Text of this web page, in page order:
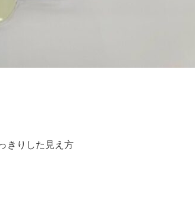
きりした見え方